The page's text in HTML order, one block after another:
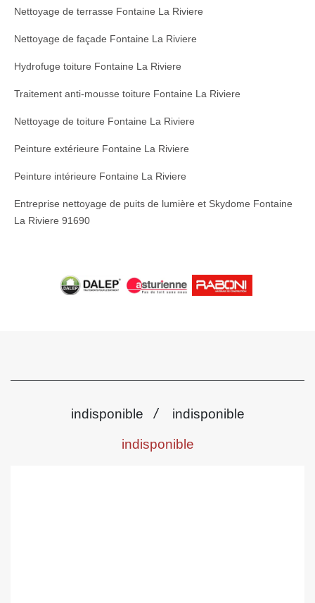
Nettoyage de terrasse Fontaine La Riviere
Nettoyage de façade Fontaine La Riviere
Hydrofuge toiture Fontaine La Riviere
Traitement anti-mousse toiture Fontaine La Riviere
Nettoyage de toiture Fontaine La Riviere
Peinture extérieure Fontaine La Riviere
Peinture intérieure Fontaine La Riviere
Entreprise nettoyage de puits de lumière et Skydome Fontaine
La Riviere 91690
indisponible / indisponible
indisponible